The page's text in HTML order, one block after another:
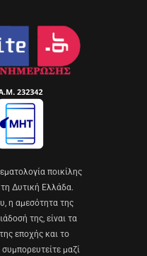
ποικίλης
Δυτική Ελλάδα.
η αμεσότητα της
της, είναι τα
εποχής και το
μαζί